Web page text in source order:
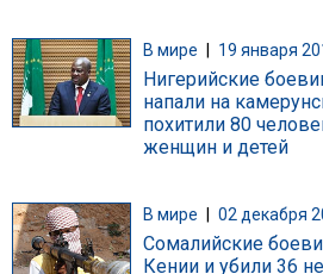
В мире 19 января
Нигерийские
напали на
похитили 80
женщин и детей
В мире 02 декабря
Сомалийские
Кении и убили 36